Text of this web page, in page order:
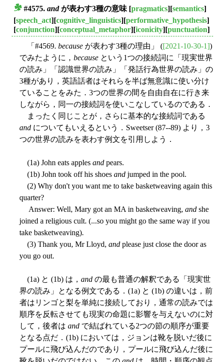
#4575. andが表わす3種の意味[pragmatics][semantics]
[speech_act][cognitive_linguistics][performative_hypothesis]
[conjunction][conceptual_metaphor][iconicity][punctuation]
「#4569. because が表わす3種の理由」 ([2021-10-30-1])
でみたように， because という1つの接続詞に「現実世界
の読み」「認識世界の読み」「発話行為世界の読み」の
3種があり，英語話者はそれらを半ば無意識に使い分け
ていることをみた．3つの世界の間を自由自在に行き来
しながら，同一の接続詞を使いこなしているのである．
まったく同じことが，さらに基本的な接続詞である
and についてもいえるという．Sweetser (87--89) より，3
つの世界の読みを表わす例文を引用しよう．
(1a) John eats apples and pears.
(1b) John took off his shoes and jumped in the pool.
(2) Why don't you want me to take basketweaving again this
quarter?
Answer: Well, Mary got an MA in basketweaving, and she
joined a religious cult. (...so you might go the same way if you
take basketweaving).
(3) Thank you, Mr Lloyd, and please just close the door as
you go out.
(1a) と (1b) は， and の最も普通の解釈である「現実世
界の読み」となる例文である．(1a) と (1b) の違いは，前
者はリンゴと梨を単純に接続しており，通常の読みでは
順序を反転させても現実の命題に影響を与えないのに対
して，後者は and で結ばれている2つの節の順序が重要
となる点だ．(1b) においては，ジョンは靴を脱いだ後に
プールに飛び込んだのであり，プールに飛び込んだ後に